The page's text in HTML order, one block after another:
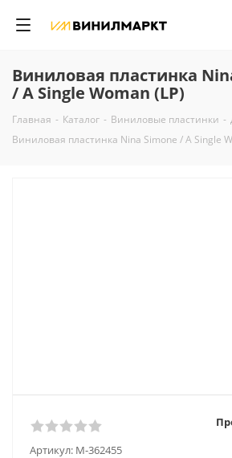
Виниловая пластинка
/ A Single Woman (LP)
Главная - Каталог - Виниловые пластинки -
Виниловая пластинка Nina Simone / A Single
Артикул: M-362455